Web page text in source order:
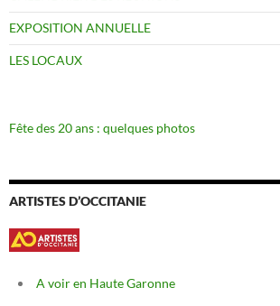
EXPOSITION ANNUELLE
LES LOCAUX
Fête des 20 ans : quelques photos
ARTISTES D’OCCITANIE
A voir en Haute Garonne